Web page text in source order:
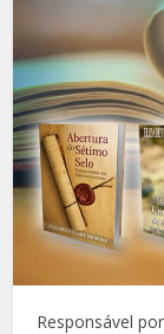
Responsável